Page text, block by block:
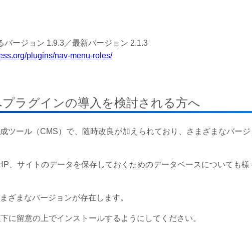
ージョン 1.9.3／最新バージョン 2.1.3
plugins/nav-menu-roles/
ラグインの導入を検討される方へ
ツール（CMS）で、随時改良が加えられており、さまざまなバージ
、サイトのデータを保存しておくためのデータベースについても様
ざまなバージョンが存在します。
に留意の上でインストールするようにしてください。